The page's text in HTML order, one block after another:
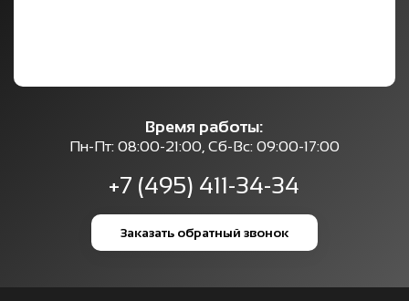
Время работы:
Пн-Пт: 08:00-21:00, Сб-Вс: 09:00-17:00
+7 (495) 411-34-34
Заказать обратный звонок